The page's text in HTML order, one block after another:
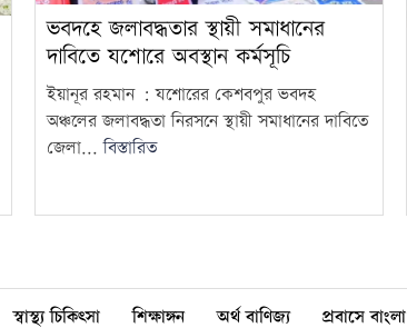
ভবদহে জলাবদ্ধতার স্থায়ী সমাধানের
দাবিতে যশোরে অবস্থান কর্মসূচি
ইয়ানূর রহমান : যশোরের কেশবপুর ভবদহ
অঞ্চলের জলাবদ্ধতা নিরসনে স্থায়ী সমাধানের দাবিতে
জেলা...বিস্তারিত
স্বাস্থ্য চিকিৎসা শিক্ষাঙ্গন অর্থ বাণিজ্য প্রবাসে বাংলা